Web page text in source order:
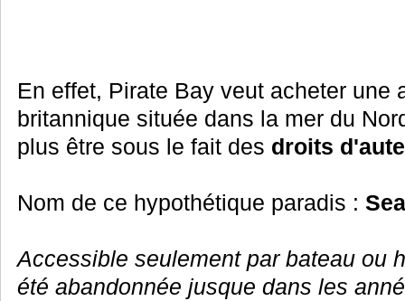
En effet, Pirate Bay veut acheter une
britannique située dans la mer du
plus être sous le fait des droits
Nom de ce hypothétique paradis :
Accessible seulement par bateau ou
été abandonnée jusque dans les